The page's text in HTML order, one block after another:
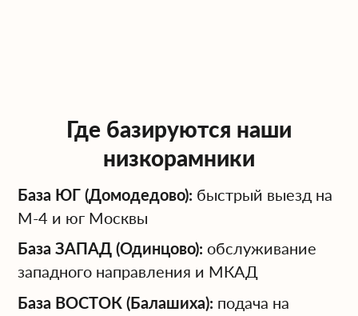
Где базируются наши
низкорамники
База ЮГ (Домодедово): быстрый выезд на
М-4 и юг Москвы
База ЗАПАД (Одинцово): обслуживание
западного направления и МКАД
База ВОСТОК (Балашиха): подача на